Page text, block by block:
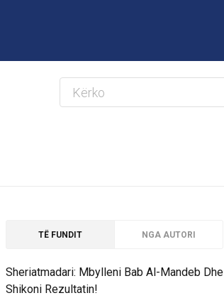
TË FUNDIT NGA AUTORI
Sheriatmadari: Mbylleni Bab Al-Mandeb Dhe
Shikoni Rezultatin!